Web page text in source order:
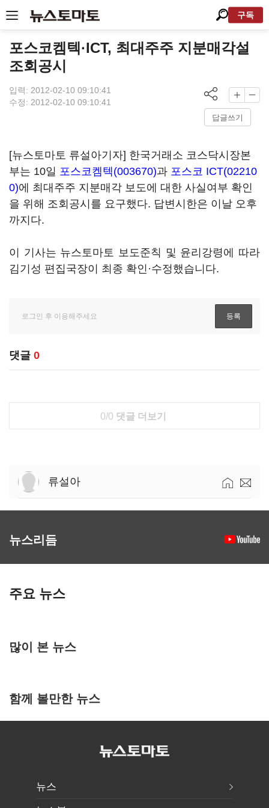
구독
포스코켐텍·ICT, 최대주주 지분매각설
조회공시
입력: 2012-02-10 09:10:41
수정: 2012-02-10 09:10:41
답글쓰기
[뉴스토마토 류설아기자] 한국거래소 코스닥시장본
부는 10일 포스코켐텍(003670)과 포스코 ICT(02210
0)에 최대주주 지분매각 보도에 대한 사실여부 확인
을 위해 조회공시를 요구했다. 답변시한은 이날 오후
까지다.
이 기사는 뉴스토마토 보도준칙 및 윤리강령에 따라
김기성 편집국장이 최종 확인·수정했습니다.
댓글 0
0/0 댓글 더보기
류설아
뉴스리듬
주요 뉴스
많이 본 뉴스
함께 볼만한 뉴스
뉴스